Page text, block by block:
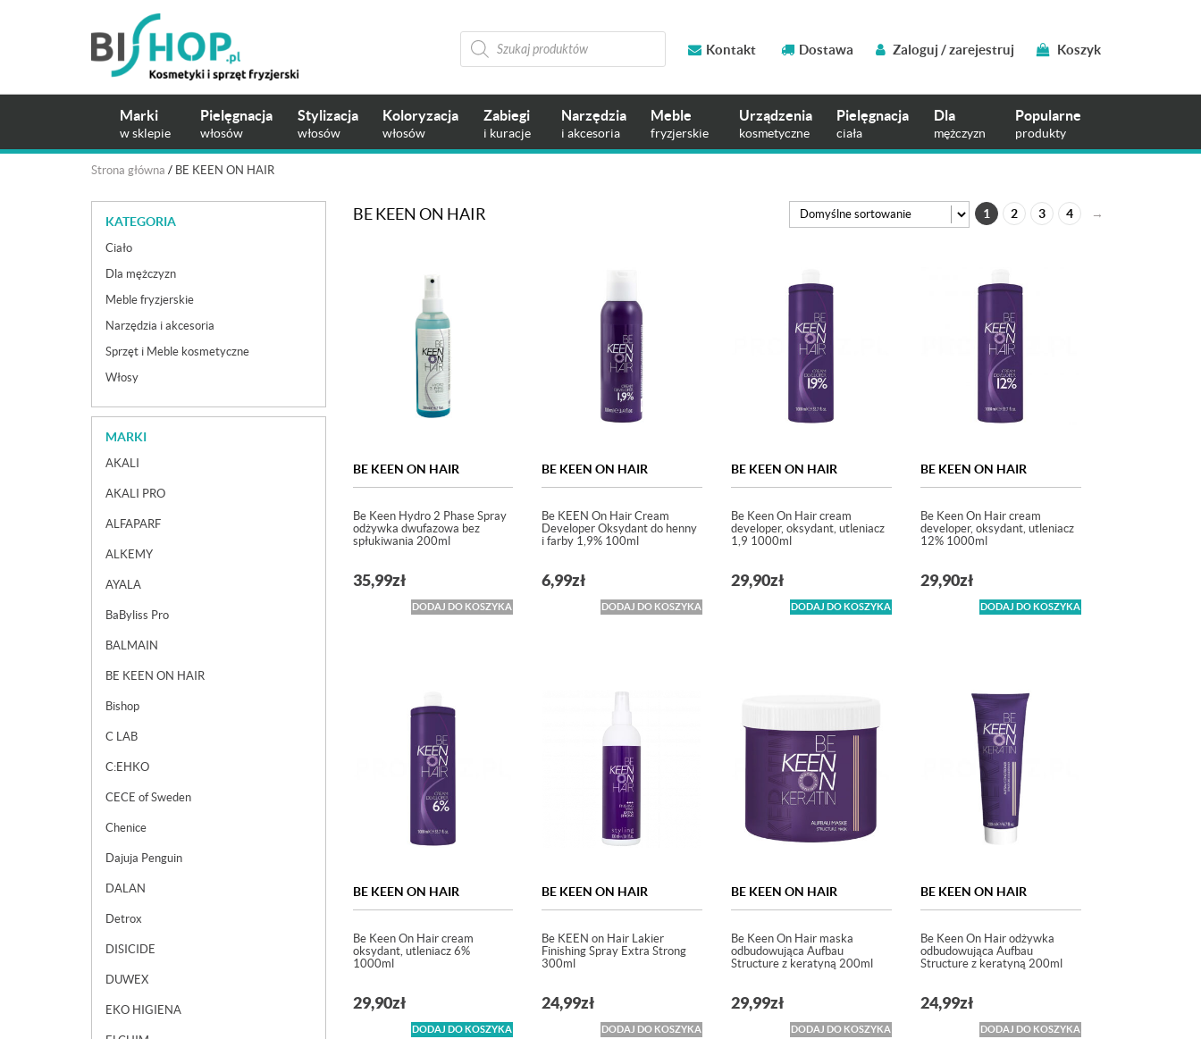
Wyszukiwarka
produktów
Kontakt Dostawa Zaloguj / zarejestruj Koszyk
Marki
w sklepie
Pielęgnacja
włosów
Stylizacja
włosów
Koloryzacja
włosów
Zabiegi
i kuracje
Narzędzia
i akcesoria
Meble
fryzjerskie
Urządzenia
kosmetyczne
Pielęgnacja
ciała
Dla
mężczyzn
Popularne
produkty
Strona główna / BE KEEN ON HAIR
BE KEEN ON HAIR 1 2 3 4 →
BE KEEN ON HAIR
Be Keen Hydro 2 Phase Spray
odżywka dwufazowa bez
spłukiwania 200ml
35,99zł
DODAJ DO KOSZYKA
BE KEEN ON HAIR
Be KEEN On Hair Cream
Developer Oksydant do henny
i farby 1,9% 100ml
6,99zł
DODAJ DO KOSZYKA
BE KEEN ON HAIR
Be Keen On Hair cream
developer, oksydant, utleniacz
1,9 1000ml
29,90zł
DODAJ DO KOSZYKA
BE KEEN ON HAIR
Be Keen On Hair cream
developer, oksydant, utleniacz
12% 1000ml
29,90zł
DODAJ DO KOSZYKA
BE KEEN ON HAIR
Be Keen On Hair cream
oksydant, utleniacz 6%
1000ml
29,90zł
DODAJ DO KOSZYKA
BE KEEN ON HAIR
Be KEEN on Hair Lakier
Finishing Spray Extra Strong
300ml
24,99zł
DODAJ DO KOSZYKA
BE KEEN ON HAIR
Be Keen On Hair maska
odbudowująca Aufbau
Structure z keratyną 200ml
29,99zł
DODAJ DO KOSZYKA
BE KEEN ON HAIR
Be Keen On Hair odżywka
odbudowująca Aufbau
Structure z keratyną 200ml
24,99zł
DODAJ DO KOSZYKA
KATEGORIA
Ciało
Dla mężczyzn
Meble fryzjerskie
Narzędzia i akcesoria
Sprzęt i Meble kosmetyczne
Włosy
MARKI
AKALI
AKALI PRO
ALFAPARF
ALKEMY
AYALA
BaByliss Pro
BALMAIN
BE KEEN ON HAIR
Bishop
C LAB
C:EHKO
CECE of Sweden
Chenice
Dajuja Penguin
DALAN
Detrox
DISICIDE
DUWEX
EKO HIGIENA